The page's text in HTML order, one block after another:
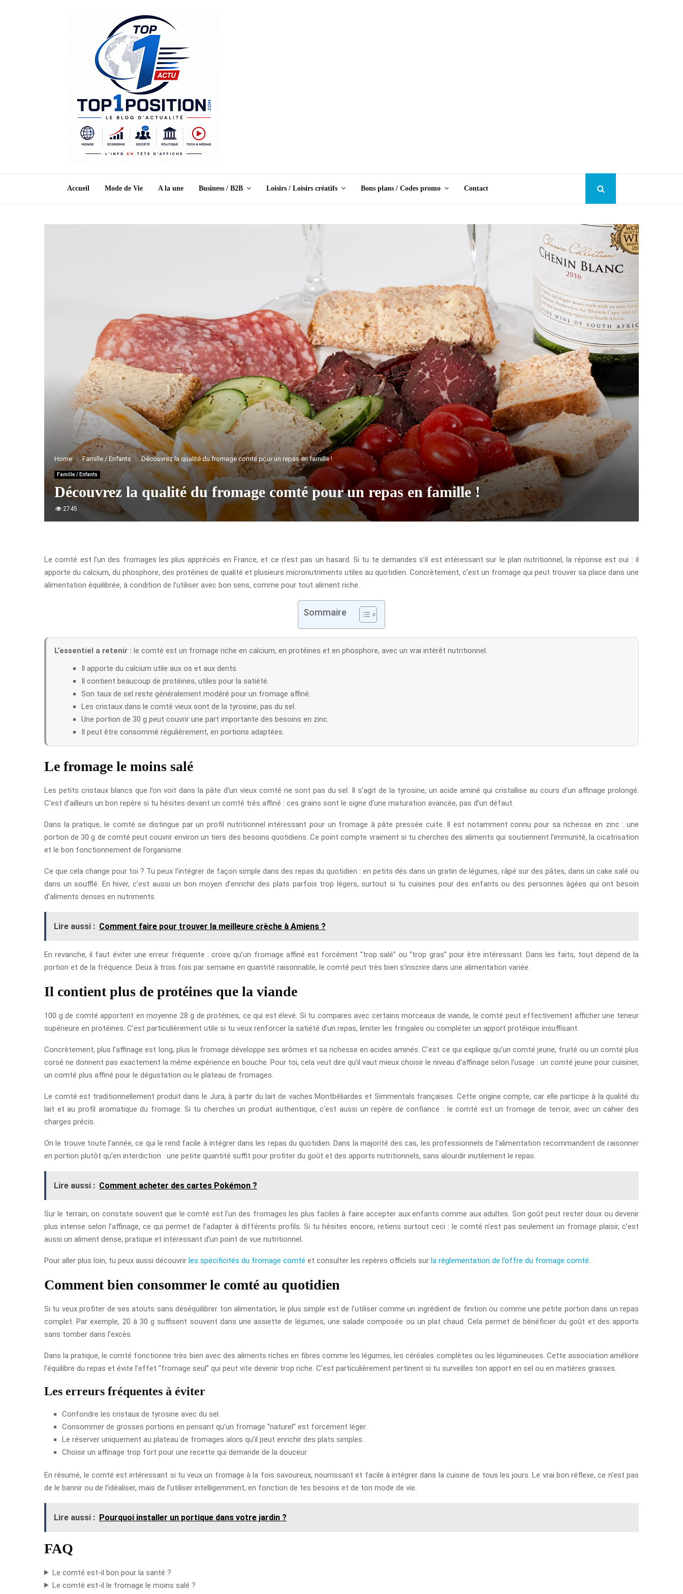
Accueil Mode de Vie A la une Business / B2B Loisirs / Loisirs créatifs Bons plans / Codes promo Contact
Home Famille / Enfants Découvrez la qualité du fromage comté pour un repas en famille !
Famille / Enfants
Découvrez la qualité du fromage comté pour un repas en famille !
2745
Le comté est l’un des fromages les plus appréciés en France, et ce n’est pas un hasard. Si tu te demandes s’il est intéressant sur le plan nutritionnel, la réponse est oui : il
apporte du calcium, du phosphore, des protéines de qualité et plusieurs micronutriments utiles au quotidien. Concrètement, c’est un fromage qui peut trouver sa place dans une
alimentation équilibrée, à condition de l’utiliser avec bon sens, comme pour tout aliment riche.
Sommaire
L’essentiel a retenir : le comté est un fromage riche en calcium, en protéines et en phosphore, avec un vrai intérêt nutritionnel.
Il apporte du calcium utile aux os et aux dents.
Il contient beaucoup de protéines, utiles pour la satiété.
Son taux de sel reste généralement modéré pour un fromage affiné.
Les cristaux dans le comté vieux sont de la tyrosine, pas du sel.
Une portion de 30 g peut couvrir une part importante des besoins en zinc.
Il peut être consommé régulièrement, en portions adaptées.
Le fromage le moins salé
Les petits cristaux blancs que l’on voit dans la pâte d’un vieux comté ne sont pas du sel. Il s’agit de la tyrosine, un acide aminé qui cristallise au cours d’un affinage prolongé.
C’est d’ailleurs un bon repère si tu hésites devant un comté très affiné : ces grains sont le signe d’une maturation avancée, pas d’un défaut.
Dans la pratique, le comté se distingue par un profil nutritionnel intéressant pour un fromage à pâte pressée cuite. Il est notamment connu pour sa richesse en zinc : une
portion de 30 g de comté peut couvrir environ un tiers des besoins quotidiens. Ce point compte vraiment si tu cherches des aliments qui soutiennent l’immunité, la cicatrisation
et le bon fonctionnement de l’organisme.
Ce que cela change pour toi ? Tu peux l’intégrer de façon simple dans des repas du quotidien : en petits dés dans un gratin de légumes, râpé sur des pâtes, dans un cake salé ou
dans un soufflé. En hiver, c’est aussi un bon moyen d’enrichir des plats parfois trop légers, surtout si tu cuisines pour des enfants ou des personnes âgées qui ont besoin
d’aliments denses en nutriments.
Lire aussi : Comment faire pour trouver la meilleure crèche à Amiens ?
En revanche, il faut éviter une erreur fréquente : croire qu’un fromage affiné est forcément “trop salé” ou “trop gras” pour être intéressant. Dans les faits, tout dépend de la
portion et de la fréquence. Deux à trois fois par semaine en quantité raisonnable, le comté peut très bien s’inscrire dans une alimentation variée.
Il contient plus de protéines que la viande
100 g de comté apportent en moyenne 28 g de protéines, ce qui est élevé. Si tu compares avec certains morceaux de viande, le comté peut effectivement afficher une teneur
supérieure en protéines. C’est particulièrement utile si tu veux renforcer la satiété d’un repas, limiter les fringales ou compléter un apport protéique insuffisant.
Concrètement, plus l’affinage est long, plus le fromage développe ses arômes et sa richesse en acides aminés. C’est ce qui explique qu’un comté jeune, fruité ou un comté plus
corsé ne donnent pas exactement la même expérience en bouche. Pour toi, cela veut dire qu’il vaut mieux choisir le niveau d’affinage selon l’usage : un comté jeune pour cuisiner,
un comté plus affiné pour le dégustation ou le plateau de fromages.
Le comté est traditionnellement produit dans le Jura, à partir du lait de vaches Montbéliardes et Simmentals françaises. Cette origine compte, car elle participe à la qualité du
lait et au profil aromatique du fromage. Si tu cherches un produit authentique, c’est aussi un repère de confiance : le comté est un fromage de terroir, avec un cahier des
charges précis.
On le trouve toute l’année, ce qui le rend facile à intégrer dans les repas du quotidien. Dans la majorité des cas, les professionnels de l’alimentation recommandent de raisonner
en portion plutôt qu’en interdiction : une petite quantité suffit pour profiter du goût et des apports nutritionnels, sans alourdir inutilement le repas.
Lire aussi : Comment acheter des cartes Pokémon ?
Sur le terrain, on constate souvent que le comté est l’un des fromages les plus faciles à faire accepter aux enfants comme aux adultes. Son goût peut rester doux ou devenir
plus intense selon l’affinage, ce qui permet de l’adapter à différents profils. Si tu hésites encore, retiens surtout ceci : le comté n’est pas seulement un fromage plaisir, c’est
aussi un aliment dense, pratique et intéressant d’un point de vue nutritionnel.
Pour aller plus loin, tu peux aussi découvrir les spécificités du fromage comté et consulter les repères officiels sur la réglementation de l’offre du fromage comté
Comment bien consommer le comté au quotidien
Si tu veux profiter de ses atouts sans déséquilibrer ton alimentation, le plus simple est de l’utiliser comme un ingrédient de finition ou comme une petite portion dans un repas
complet. Par exemple, 20 à 30 g suffisent souvent dans une assiette de légumes, une salade composée ou un plat chaud. Cela permet de bénéficier du goût et des apports
sans tomber dans l’excès.
Dans la pratique, le comté fonctionne très bien avec des aliments riches en fibres comme les légumes, les céréales complètes ou les légumineuses. Cette association améliore
l’équilibre du repas et évite l’effet “fromage seul” qui peut vite devenir trop riche. C’est particulièrement pertinent si tu surveilles ton apport en sel ou en matières grasses.
Les erreurs fréquentes à éviter
Confondre les cristaux de tyrosine avec du sel.
Consommer de grosses portions en pensant qu’un fromage “naturel” est forcément léger.
Le réserver uniquement au plateau de fromages alors qu’il peut enrichir des plats simples.
Choisir un affinage trop fort pour une recette qui demande de la douceur.
En résumé, le comté est intéressant si tu veux un fromage à la fois savoureux, nourrissant et facile à intégrer dans la cuisine de tous les jours. Le vrai bon réflexe, ce n’est pas
de le bannir ou de l’idéaliser, mais de l’utiliser intelligemment, en fonction de tes besoins et de ton mode de vie.
Lire aussi : Pourquoi installer un portique dans votre jardin ?
FAQ
Le comté est-il bon pour la santé ?
Le comté est-il le fromage le moins salé ?